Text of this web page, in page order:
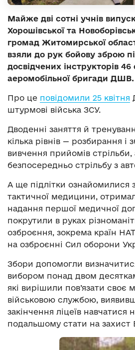
Майже дві сотні учнів
Хорошівської та
громад Житомирської
взяли до рук бойову зброю
досвідчених інструкторів 46
аеромобільної бригади ДШВ.
Про це повідомили 25 квітня
штурмові війська ЗСУ.
Дводенні заняття й
кілька рівнів — розбирання і
вивчення прийомів стрільби,
безпосередньо стрільбу з
А ще підлітки ознайомилися
тактичної медицини,
надання першої медичної
покрутили в руках
озброєння, зокрема країн
на озброєнні Сил оборони
Збори допомогли
вибором понад двом
які вирішили пов’язати своє
військовою службою,
закінчення ліцеїв навчатися
подальшому стати на захист